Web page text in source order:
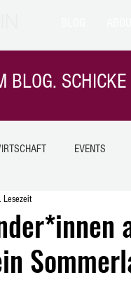
BLOG.
EVENTS
MK-INTERN
LANGESNSTEIN
Lesezeit